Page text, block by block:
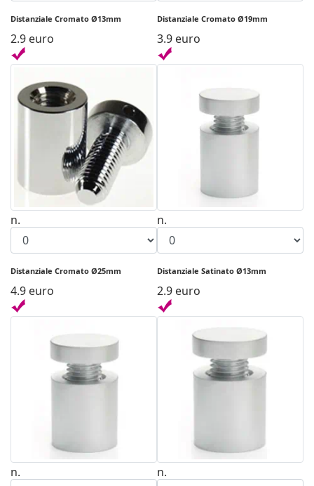
Distanziale Cromato Ø13mm
2.9 euro
Distanziale Cromato Ø19mm
3.9 euro
n.
Distanziale Cromato Ø25mm
4.9 euro
n.
Distanziale Satinato Ø13mm
2.9 euro
n. n.